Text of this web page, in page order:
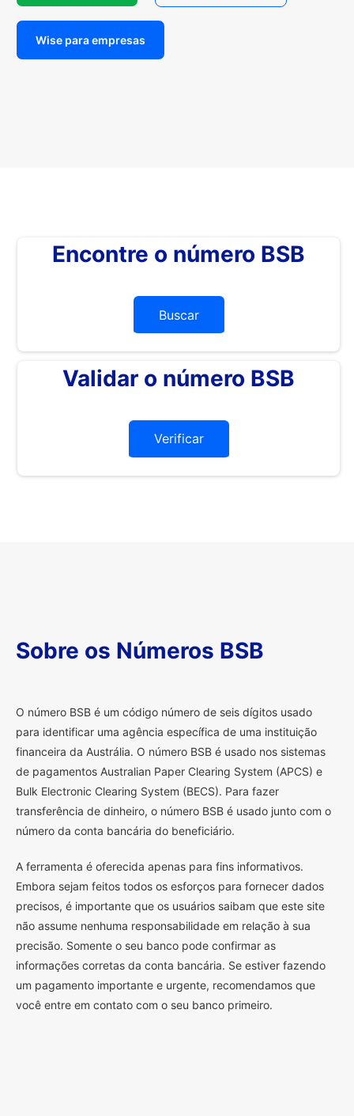
Wise para empresas
Encontre o número BSB
Buscar
Validar o número BSB
Verificar
Sobre os Números BSB
O número BSB é um código número de seis dígitos usado
para identificar uma agência específica de uma instituição
financeira da Austrália. O número BSB é usado nos sistemas
de pagamentos Australian Paper Clearing System (APCS) e
Bulk Electronic Clearing System (BECS). Para fazer
transferência de dinheiro, o número BSB é usado junto com o
número da conta bancária do beneficiário.
A ferramenta é oferecida apenas para fins informativos.
Embora sejam feitos todos os esforços para fornecer dados
precisos, é importante que os usuários saibam que este site
não assume nenhuma responsabilidade em relação à sua
precisão. Somente o seu banco pode confirmar as
informações corretas da conta bancária. Se estiver fazendo
um pagamento importante e urgente, recomendamos que
você entre em contato com o seu banco primeiro.